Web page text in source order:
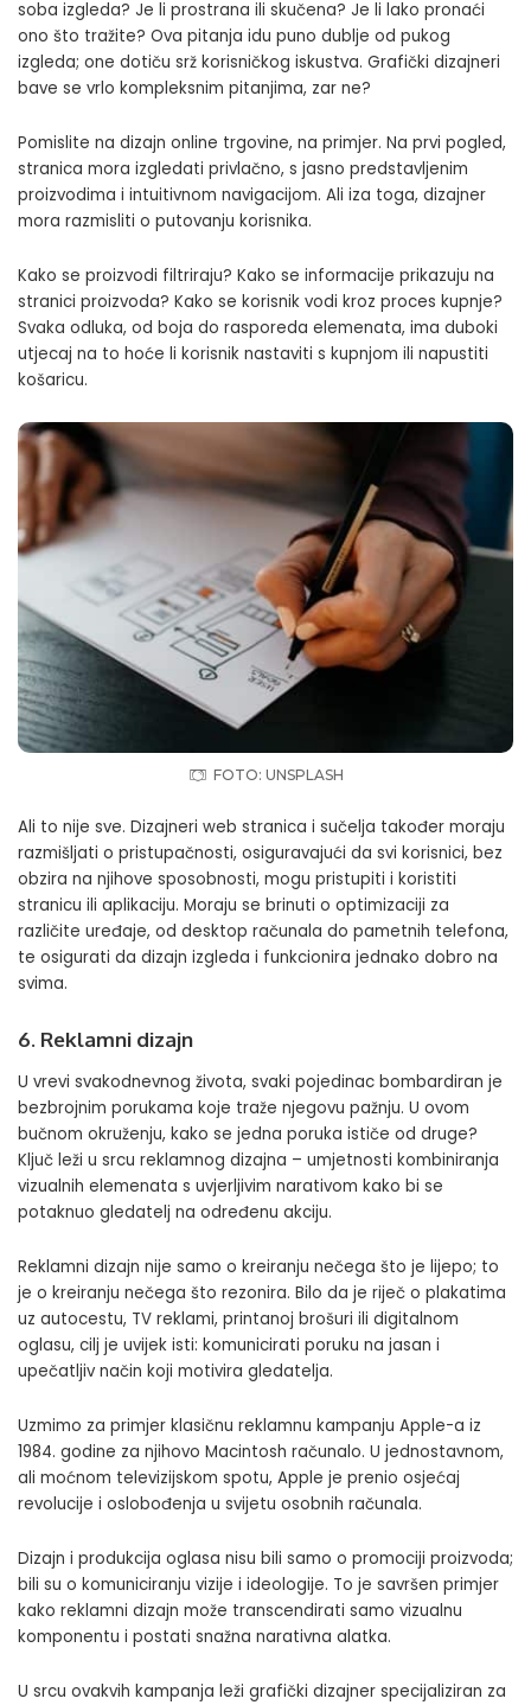
soba izgleda? Je li prostrana ili skučena? Je li lako pronaći
ono što tražite? Ova pitanja idu puno dublje od pukog
izgleda; one dotiču srž korisničkog iskustva. Grafički dizajneri
bave se vrlo kompleksnim pitanjima, zar ne?
Pomislite na dizajn online trgovine, na primjer. Na prvi pogled,
stranica mora izgledati privlačno, s jasno predstavljenim
proizvodima i intuitivnom navigacijom. Ali iza toga, dizajner
mora razmisliti o putovanju korisnika.
Kako se proizvodi filtriraju? Kako se informacije prikazuju na
stranici proizvoda? Kako se korisnik vodi kroz proces kupnje?
Svaka odluka, od boja do rasporeda elemenata, ima duboki
utjecaj na to hoće li korisnik nastaviti s kupnjom ili napustiti
košaricu.
FOTO: UNSPLASH
Ali to nije sve. Dizajneri web stranica i sučelja također moraju
razmišljati o pristupačnosti, osiguravajući da svi korisnici, bez
obzira na njihove sposobnosti, mogu pristupiti i koristiti
stranicu ili aplikaciju. Moraju se brinuti o optimizaciji za
različite uređaje, od desktop računala do pametnih telefona,
te osigurati da dizajn izgleda i funkcionira jednako dobro na
svima.
6. Reklamni dizajn
U vrevi svakodnevnog života, svaki pojedinac bombardiran je
bezbrojnim porukama koje traže njegovu pažnju. U ovom
bučnom okruženju, kako se jedna poruka ističe od druge?
Ključ leži u srcu reklamnog dizajna – umjetnosti kombiniranja
vizualnih elemenata s uvjerljivim narativom kako bi se
potaknuo gledatelj na određenu akciju.
Reklamni dizajn nije samo o kreiranju nečega što je lijepo; to
je o kreiranju nečega što rezonira. Bilo da je riječ o plakatima
uz autocestu, TV reklami, printanoj brošuri ili digitalnom
oglasu, cilj je uvijek isti: komunicirati poruku na jasan i
upečatljiv način koji motivira gledatelja.
Uzmimo za primjer klasičnu reklamnu kampanju Apple-a iz
1984. godine za njihovo Macintosh računalo. U jednostavnom,
ali moćnom televizijskom spotu, Apple je prenio osjećaj
revolucije i oslobođenja u svijetu osobnih računala.
Dizajn i produkcija oglasa nisu bili samo o promociji proizvoda;
bili su o komuniciranju vizije i ideologije. To je savršen primjer
kako reklamni dizajn može transcendirati samo vizualnu
komponentu i postati snažna narativna alatka.
U srcu ovakvih kampanja leži grafički dizajner specijaliziran za